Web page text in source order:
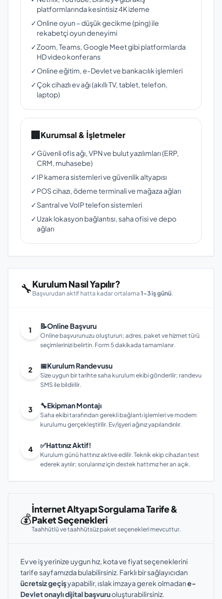
platformlarında kesintisiz 4K izleme
✓Online oyun – düşük gecikme (ping) ile
rekabetçi oyun deneyimi
✓Zoom, Teams, Google Meet gibi platformlarda
HD video konferans
✓Online eğitim, e-Devlet ve bankacılık işlemleri
✓Çok cihazlı ev ağı (akıllı TV, tablet, telefon,
laptop)
🏢Kurumsal & İşletmeler
✓Güvenli ofis ağı, VPN ve bulut yazılımları (ERP,
CRM, muhasebe)
✓IP kamera sistemleri ve güvenlik altyapısı
✓POS cihazı, ödeme terminali ve mağaza ağları
✓Santral ve VoIP telefon sistemleri
✓Uzak lokasyon bağlantısı, saha ofisi ve depo
ağları
🔧Kurulum Nasıl Yapılır?
Başvurudan aktif hatta kadar ortalama 1–3 iş günü.
1 📝Online Başvuru
Online başvurunuzu oluşturun; adres, paket ve hizmet türü
seçimlerinizi belirtin. Form 5 dakikada tamamlanır.
2 📅Kurulum Randevusu
Size uygun bir tarihte saha kurulum ekibi gönderilir; randevu
SMS ile bildirilir.
3 🔧Ekipman Montajı
Saha ekibi tarafından gerekli bağlantı işlemleri ve modem
kurulumu gerçekleştirilir. Ev/işyeri ağınız yapılandırılır.
4 ✅Hattınız Aktif!
Kurulum günü hattınız aktive edilir. Teknik ekip cihazları test
ederek ayrılır; sorularınız için destek hattımız her an açık.
💰
İnternet Altyapı Sorgulama Tarife &
Paket Seçenekleri
Taahhütlü ve taahhütsüz paket seçenekleri mevcuttur.
Ev ve iş yerinize uygun hız, kota ve fiyat seçeneklerini
tarife sayfamızda bulabilirsiniz. Farklı bir sağlayıcıdan
ücretsiz geçişyapabilir, ıslak imzaya gerek olmadane-
Devlet onaylı dijital başvuruoluşturabilirsiniz.